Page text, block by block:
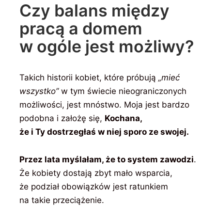
Czy balans między
pracą a domem
w ogóle jest możliwy?
Takich historii kobiet, które próbują „mieć
wszystko”w tym świecie nieograniczonych
możliwości, jest mnóstwo. Moja jest bardzo
podobna i założę się, Kochana,
że i Ty dostrzegłaś w niej sporo ze swojej.
Przez lata myślałam, że to system zawodzi.
Że kobiety dostają zbyt mało wsparcia,
że podział obowiązków jest ratunkiem
na takie przeciążenie.